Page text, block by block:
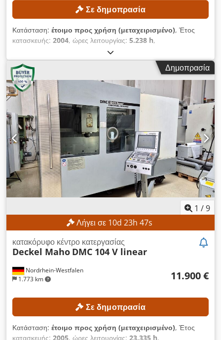
Σε δημοπρασία
Κατάσταση: έτοιμο προς χρήση (μεταχειρισμένο), Έτος
κατασκευής: 2004, ώρες λειτουργίας: 5.238 h,
πλήρως λειτουργικό
οχήματος:120007, διαδρομή άξονα Χ:1.200 χιλ., διαδρομή
άξονα Y:
, μοντέλο
ελεγκτή:Heidenhain TNC530, μέγιστη ταχύτητα ατράκτου:
8.000 στρ./λ.
, Χωρίς ελάχιστη τιμή – εγγυημένη πώληση στην
υψηλότερη προσφορά! ΤΕΧΝΙΚΕΣ ΛΕΠΤΟΜΕΡΕΙΕΣ Διαδρομή
άξονα Χ: 1.200 mm Διαδρομή άξονα Υ: 700 mm Διαδρομή
άξονα Ζ: 750 mm Ταχύτητα περιστροφής άξονα: 8.000
στροφές/λεπτό ΛΕΠΤΟΜΕΡΕΙΕΣ ΜΗΧΑΝΗΜΑΤΟΣ Μοντέλο
ελέγχου: Heidenhain TNC 530 Τάση λειτουργίας: 400 V / 50
Hz Τάση ελέγχου: 24 V Ισχύς: 35 kVA Csdpfxjzpwykj Alaorf
Ονομαστικό ρεύμα: 50 A Κύρια ασφάλεια: 6,3 A Ώρες
λειτουργίας Ώρες λειτουργίας άξονα: 5.238 ώρες Ώρες
λειτουργίας συστήματος ελέγχου: 17.705 ώρες
Δημοπρασία
1 /9
Λήγει σε 10d 23h 45s
Nordrhein-Westfalen
1.773 km
κατακόρυφο κέντρο κατεργασίας
Deckel Maho DMC 104 V linear
11.900 €
Σε δημοπρασία
Κατάσταση: έτοιμο προς χρήση (μεταχειρισμένο), Έτος
κατασκευής: 2005, ώρες λειτουργίας: 23.335 h,